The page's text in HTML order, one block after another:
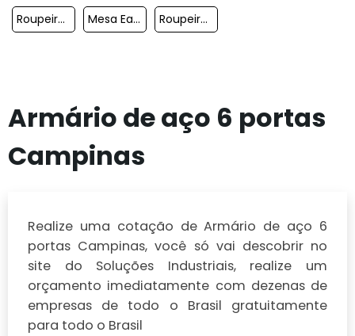
Roupeiro De Aço 4 Portas Sacomã Mesa Eames Vidro Campinas Roupeiro De Aço 20 Portas Preço Campinas
Armário de aço 6 portas
Campinas
Realize uma cotação de Armário de aço 6
portas Campinas, você só vai descobrir no
site do Soluções Industriais, realize um
orçamento imediatamente com dezenas de
empresas de todo o Brasil gratuitamente
para todo o Brasil